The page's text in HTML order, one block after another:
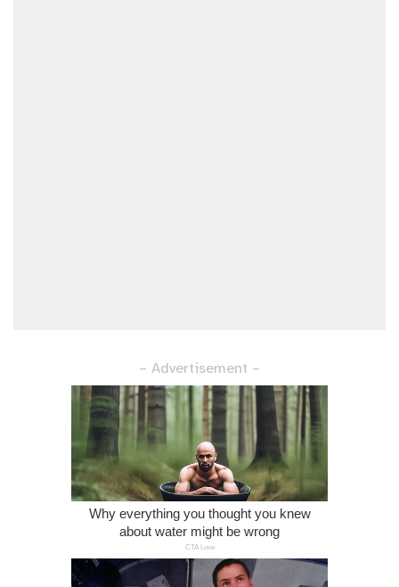
– Advertisement –